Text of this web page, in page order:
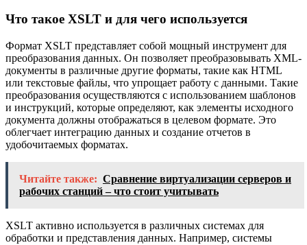
Что такое XSLT и для чего используется
Формат XSLT представляет собой мощный инструмент для
преобразования данных. Он позволяет преобразовывать XML-
документы в различные другие форматы, такие как HTML
или текстовые файлы, что упрощает работу с данными. Такие
преобразования осуществляются с использованием шаблонов
и инструкций, которые определяют, как элементы исходного
документа должны отображаться в целевом формате. Это
облегчает интеграцию данных и создание отчетов в
удобочитаемых форматах.
Читайте также: Сравнение виртуализации серверов и
рабочих станций – что стоит учитывать
XSLT активно используется в различных системах для
обработки и представления данных. Например, системы